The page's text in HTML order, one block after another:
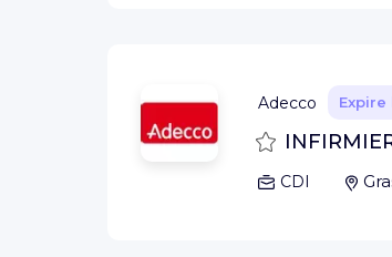
Adecco
Sauvegarder
CDI